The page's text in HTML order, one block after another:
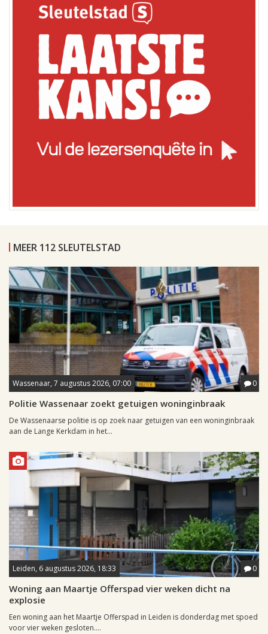
MEER 112 SLEUTELSTAD
Wassenaar, 7 augustus 2026, 07:00 0
Politie Wassenaar zoekt getuigen woninginbraak
De Wassenaarse politie is op zoek naar getuigen van een woninginbraak
aan de Lange Kerkdam in het...
Leiden, 6 augustus 2026, 18:33 0
Woning aan Maartje Offerspad vier weken dicht na
explosie
Een woning aan het Maartje Offerspad in Leiden is donderdag met spoed
voor vier weken gesloten....